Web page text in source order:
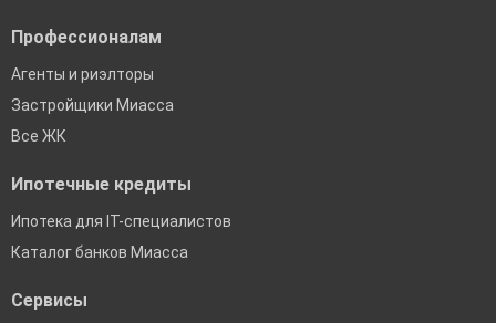
Профессионалам
Агенты и риэлторы
Застройщики Миасса
Все ЖК
Ипотечные кредиты
Ипотека для IT-специалистов
Каталог банков Миасса
Сервисы